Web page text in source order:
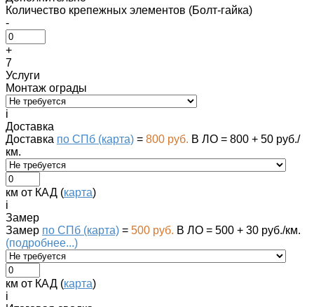
Количество крепежных элементов (Болт-гайка)
-
+
7
Услуги
Монтаж ограды
i
Доставка
Доставка по СПб (карта) = 800 руб. В ЛО = 800 + 50 руб./
км.
км от КАД (карта)
i
Замер
Замер по СПб (карта) = 500 руб. В ЛО = 500 + 30 руб./км.
(подробнее...)
км от КАД (карта)
i